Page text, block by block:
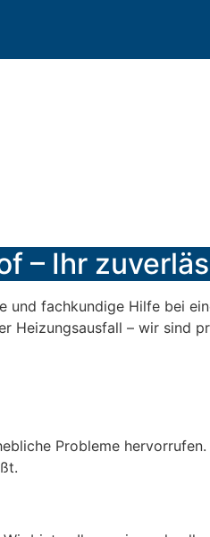
– Ihr
und fachkundige Hilfe bei
Heizungsausfall – wir sind
Probleme